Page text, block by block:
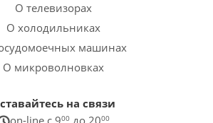
О телевизорах
О холодильниках
машинах
О микроволновках
на связи
on-line c 900 до 2000